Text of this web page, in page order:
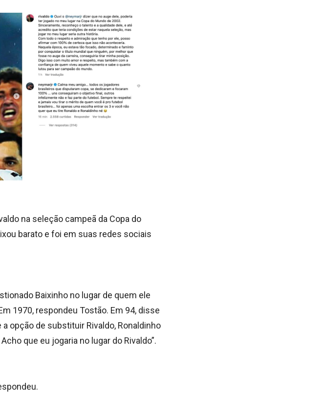
na seleção campeã da Copa do
barato e foi em suas redes sociais
Baixinho no lugar de quem ele
1970, respondeu Tostão. Em 94, disse
opção de substituir Rivaldo, Ronaldinho
que eu jogaria no lugar do Rivaldo”.